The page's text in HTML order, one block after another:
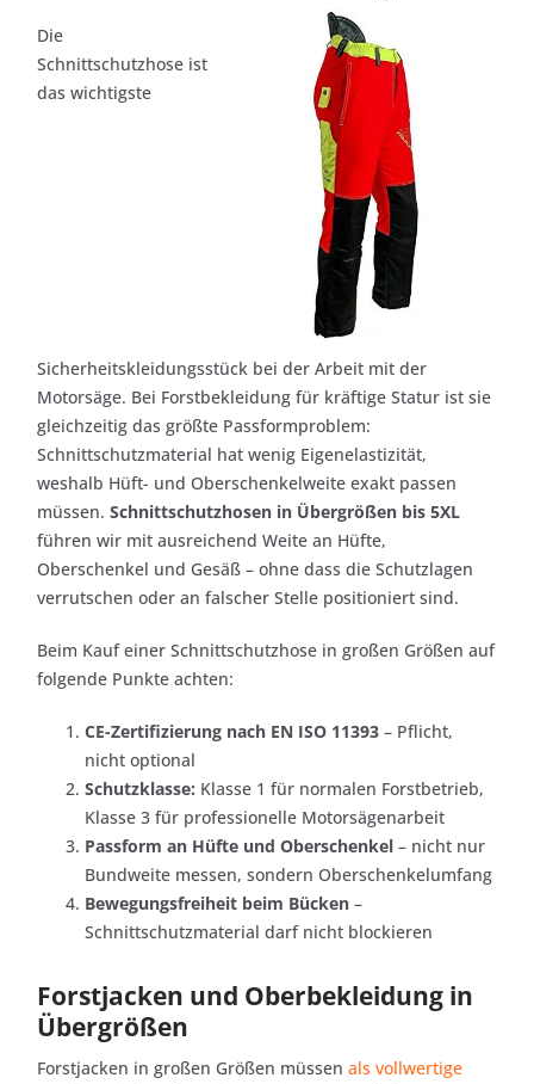
Die
Schnittschutzhose ist
das wichtigste
Sicherheitskleidungsstück bei der Arbeit mit der
Motorsäge. Bei Forstbekleidung für kräftige Statur ist sie
gleichzeitig das größte Passformproblem:
Schnittschutzmaterial hat wenig Eigenelastizität,
weshalb Hüft- und Oberschenkelweite exakt passen
müssen. Schnittschutzhosen in Übergrößen bis 5XL
führen wir mit ausreichend Weite an Hüfte,
Oberschenkel und Gesäß – ohne dass die Schutzlagen
verrutschen oder an falscher Stelle positioniert sind.
Beim Kauf einer Schnittschutzhose in großen Größen auf
folgende Punkte achten:
CE-Zertifizierung nach EN ISO 11393 – Pflicht,
nicht optional
Schutzklasse: Klasse 1 für normalen Forstbetrieb,
Klasse 3 für professionelle Motorsägenarbeit
Passform an Hüfte und Oberschenkel – nicht nur
Bundweite messen, sondern Oberschenkelumfang
Bewegungsfreiheit beim Bücken –
Schnittschutzmaterial darf nicht blockieren
Forstjacken und Oberbekleidung in
Übergrößen
Forstjacken in großen Größen müssen als vollwertige